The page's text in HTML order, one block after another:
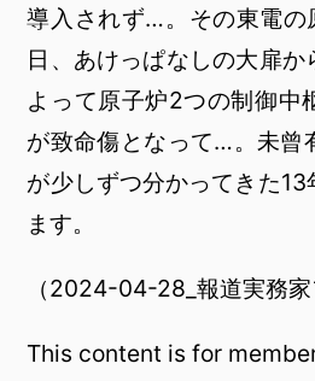
導入されず…。その東電の
日、あけっぱなしの大扉
よって原子炉2つの制御中
が致命傷となって…。未曾
が少しずつ分かってきた13
ます。
（2024-04-28_報道実務
This content is for